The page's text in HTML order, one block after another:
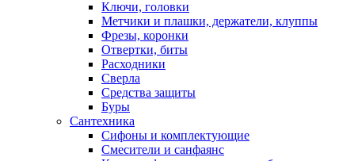
Ключи, головки
Метчики и плашки, держатели, клуппы
Фрезы, коронки
Отвертки, биты
Расходники
Сверла
Средства защиты
Буры
Сантехника
Сифоны и комплектующие
Смесители и санфаянс